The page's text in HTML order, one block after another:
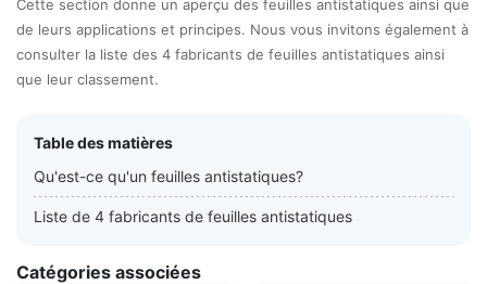
Cette section donne un aperçu des feuilles antistatiques ainsi que
de leurs applications et principes. Nous vous invitons également à
consulter la liste des 4 fabricants de feuilles antistatiques ainsi
que leur classement.
Table des matières
Qu'est-ce qu'un feuilles antistatiques?
Liste de 4 fabricants de feuilles antistatiques
Catégories associées